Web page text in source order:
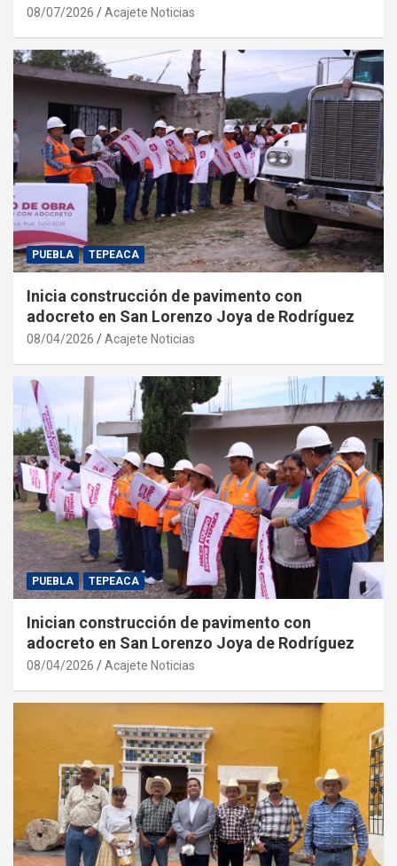
08/07/2026 Acajete Noticias
PUEBLA TEPEACA
Inicia construcción de pavimento con
adocreto en San Lorenzo Joya de Rodríguez
08/04/2026 Acajete Noticias
PUEBLA TEPEACA
Inician construcción de pavimento con
adocreto en San Lorenzo Joya de Rodríguez
08/04/2026 Acajete Noticias